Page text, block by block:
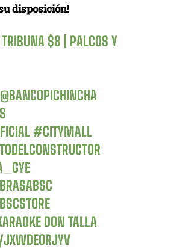
disposición!
$8 | PALCOS Y
@BANCOPICHINCHA
#CITYMALL
DON TALLA